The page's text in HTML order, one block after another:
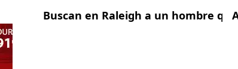
Buscan en Raleigh a un hombre que